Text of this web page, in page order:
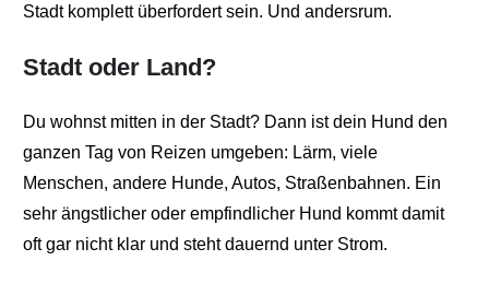
Stadt komplett überfordert sein. Und andersrum.
Stadt oder Land?
Du wohnst mitten in der Stadt? Dann ist dein Hund den
ganzen Tag von Reizen umgeben: Lärm, viele
Menschen, andere Hunde, Autos, Straßenbahnen. Ein
sehr ängstlicher oder empfindlicher Hund kommt damit
oft gar nicht klar und steht dauernd unter Strom.